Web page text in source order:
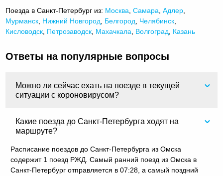
Поезда в Санкт-Петербург из: Москва ,Самара ,Адлер
Мурманск Нижний Новгород Белгород Челябинск
Кисловодск Петрозаводск Махачкала Волгоград Казань
Ответы на популярные вопросы
Можно ли сейчас ехать на поезде в текущей
ситуации с короновирусом?
Какие поезда до Санкт-Петербурга ходят на
маршруте?
Расписание поездов до Санкт-Петербурга из Омска
содержит 1 поезд РЖД. Самый ранний поезд из Омска в
Санкт-Петербург отправляется в 07:28, а самый поздний